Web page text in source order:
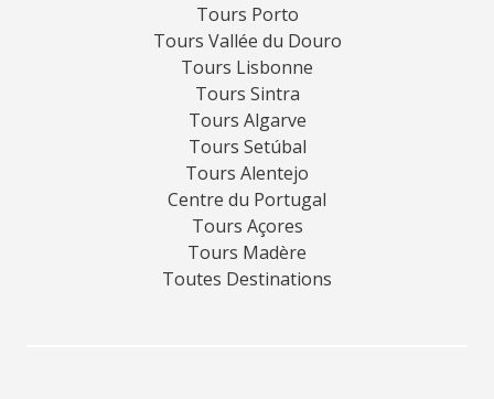
Tours Porto
Tours Vallée du Douro
Tours Lisbonne
Tours Sintra
Tours Algarve
Tours Setúbal
Tours Alentejo
Centre du Portugal
Tours Açores
Tours Madère
Toutes Destinations